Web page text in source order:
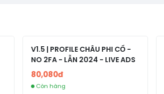
V1.5 | PROFILE CHÂU PHI CỔ -
NO 2FA - LẪN 2024 - LIVE ADS
80,080đ
Còn hàng